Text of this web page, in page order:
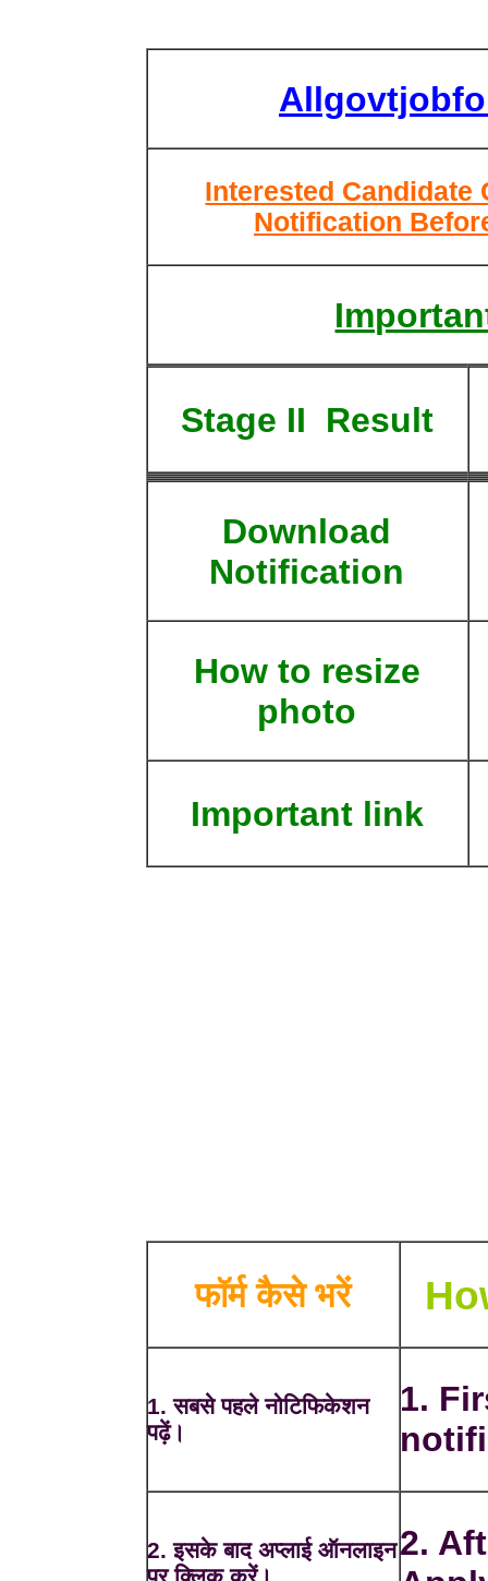
Interested Candidate
Notification
Stage II Result
Download
Notification
How to resize
photo
Important link
फॉर्म कैसे भरें
1. सबसे पहले नोटिफिकेशन
पढ़ें।
1.
2. इसके बाद अप्लाई ऑनलाइन2.